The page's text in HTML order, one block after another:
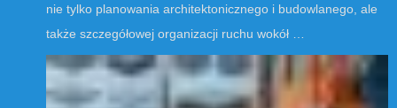
nie tylko planowania architektonicznego i budowlanego, ale
także szczegółowej organizacji ruchu wokół …